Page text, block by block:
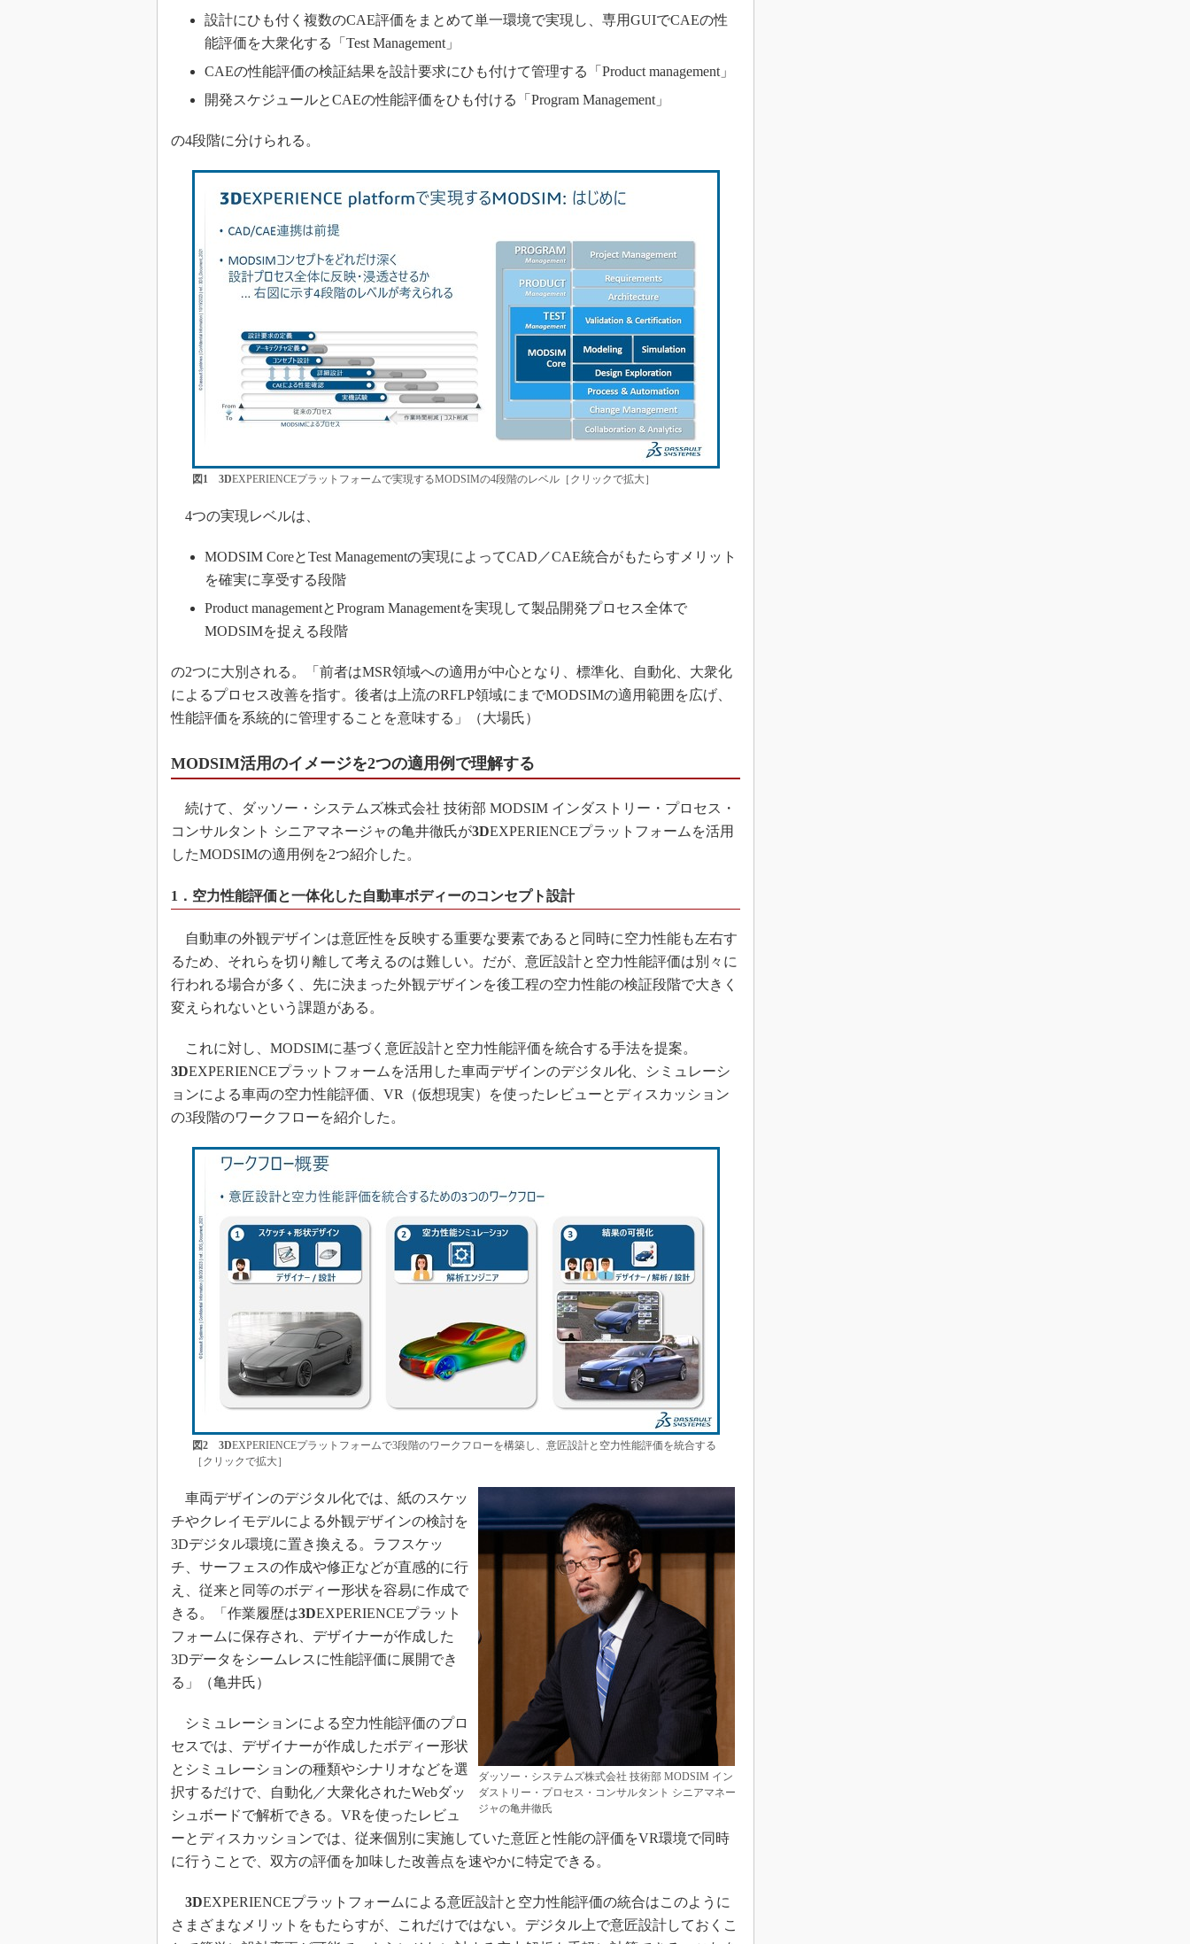
設計にひも付く複数のCAE評価をまとめて単一環境で実現し、専用GUIでCAEの性
能評価を大衆化する「Test Management」
CAEの性能評価の検証結果を設計要求にひも付けて管理する「Product management」
開発スケジュールとCAEの性能評価をひも付ける「Program Management」
の4段階に分けられる。
図1 3DEXPERIENCEプラットフォームで実現するMODSIMの4段階のレベル［クリックで拡大］
4つの実現レベルは、
MODSIM CoreとTest Managementの実現によってCAD／CAE統合がもたらすメリット
を確実に享受する段階
Product managementとProgram Managementを実現して製品開発プロセス全体で
MODSIMを捉える段階
の2つに大別される。「前者はMSR領域への適用が中心となり、標準化、自動化、大衆化
によるプロセス改善を指す。後者は上流のRFLP領域にまでMODSIMの適用範囲を広げ、
性能評価を系統的に管理することを意味する」（大場氏）
MODSIM活用のイメージを2つの適用例で理解する
続けて、ダッソー・システムズ株式会社 技術部 MODSIM インダストリー・プロセス・
コンサルタント シニアマネージャの亀井徹氏が3DEXPERIENCEプラットフォームを活用
したMODSIMの適用例を2つ紹介した。
1．空力性能評価と一体化した自動車ボディーのコンセプト設計
自動車の外観デザインは意匠性を反映する重要な要素であると同時に空力性能も左右す
るため、それらを切り離して考えるのは難しい。だが、意匠設計と空力性能評価は別々に
行われる場合が多く、先に決まった外観デザインを後工程の空力性能の検証段階で大きく
変えられないという課題がある。
これに対し、MODSIMに基づく意匠設計と空力性能評価を統合する手法を提案。
3DEXPERIENCEプラットフォームを活用した車両デザインのデジタル化、シミュレーシ
ョンによる車両の空力性能評価、VR（仮想現実）を使ったレビューとディスカッション
の3段階のワークフローを紹介した。
図2 3DEXPERIENCEプラットフォームで3段階のワークフローを構築し、意匠設計と空力性能評価を統合する
［クリックで拡大］
ダッソー・システムズ株式会社 技術部 MODSIM イン
ダストリー・プロセス・コンサルタント シニアマネー
ジャの亀井徹氏
車両デザインのデジタル化では、紙のスケッ
チやクレイモデルによる外観デザインの検討を
3Dデジタル環境に置き換える。ラフスケッ
チ、サーフェスの作成や修正などが直感的に行
え、従来と同等のボディー形状を容易に作成で
きる。「作業履歴は3DEXPERIENCEプラット
フォームに保存され、デザイナーが作成した
3Dデータをシームレスに性能評価に展開でき
る」（亀井氏）
シミュレーションによる空力性能評価のプロ
セスでは、デザイナーが作成したボディー形状
とシミュレーションの種類やシナリオなどを選
択するだけで、自動化／大衆化されたWebダッ
シュボードで解析できる。VRを使ったレビュ
ーとディスカッションでは、従来個別に実施していた意匠と性能の評価をVR環境で同時
に行うことで、双方の評価を加味した改善点を速やかに特定できる。
3DEXPERIENCEプラットフォームによる意匠設計と空力性能評価の統合はこのように
さまざまなメリットをもたらすが、これだけではない。デジタル上で意匠設計しておくこ